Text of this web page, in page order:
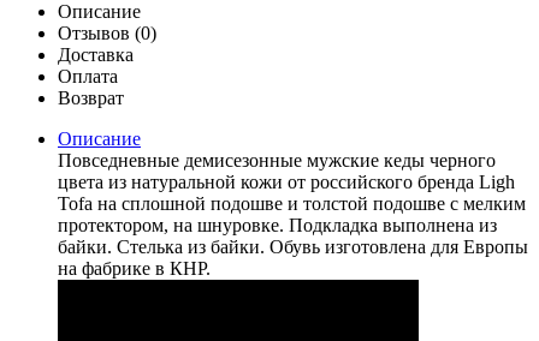
Описание
Отзывов (0)
Доставка
Оплата
Возврат
Описание
Повседневные демисезонные мужские кеды черного
цвета из натуральной кожи от российского бренда Ligh
Tofa на сплошной подошве и толстой подошве с мелким
протектором, на шнуровке. Подкладка выполнена из
байки. Стелька из байки. Обувь изготовлена для Европы
на фабрике в КНР.